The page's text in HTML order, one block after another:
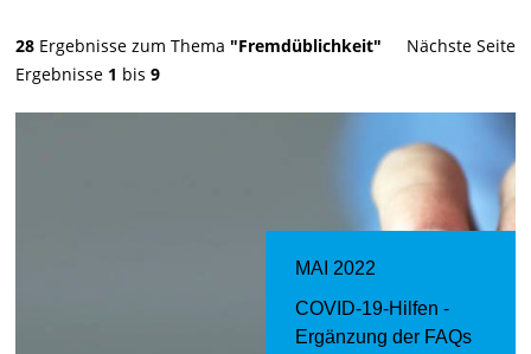
28 Ergebnisse zum Thema "Fremdüblichkeit"
Ergebnisse 1 bis 9
Nächste Seite
MAI 2022
COVID-19-Hilfen -
Ergänzung der FAQs